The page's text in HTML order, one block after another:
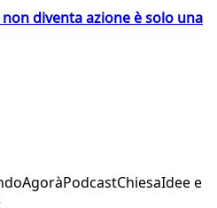
diventa azione è solo una
AgoràPodcastChiesaIdee e